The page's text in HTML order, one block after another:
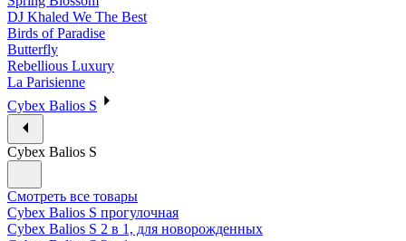
DJ Khaled We The Best
Birds of Paradise
Butterfly
Rebellious Luxury
La Parisienne
Cybex Balios S
Cybex Balios S
Смотреть все товары
Cybex Balios S прогулочная
Cybex Balios S 2 в 1, для новорожденных